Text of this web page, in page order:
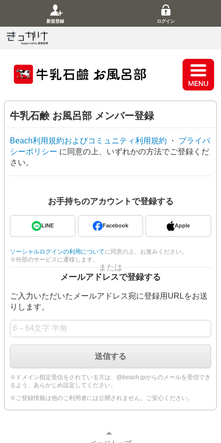
新規登録 ログイン
牛乳石鹸 お風呂部 メンバー登録
Beach利用規約およびコミュニティ利用規約 ・ プライバ
シーポリシー に同意の上、いずれかの方法でご登録くだ
さい。
お手持ちのアカウントで登録する
LINE Facebook Apple
ソーシャルログインの利用についてに同意の上、お進みください。
※外部のサービスに遷移します。
または
メールアドレスで登録する
ご入力いただいたメールアドレス宛に登録用URLをお送
りします。
※ドメイン指定受信をされている方は、@beach.jpからのメールを受信でき
るよう、あらかじめ設定してください。
※ご登録情報は他のご利用者には公開されません。ご安心ください。